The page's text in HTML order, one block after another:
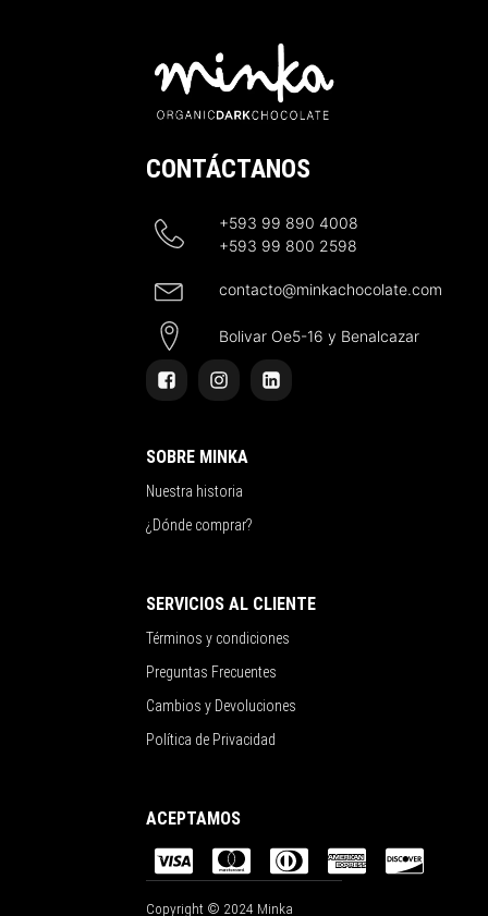
CONTÁCTANOS
+593 99 890 4008
+593 99 800 2598
contacto@minkachocolate.com
Bolivar Oe5-16 y Benalcazar
SOBRE MINKA
Nuestra historia
¿Dónde comprar?
SERVICIOS AL CLIENTE
Términos y condiciones
Preguntas Frecuentes
Cambios y Devoluciones
Política de Privacidad
ACEPTAMOS
Copyright © 2024 Minka